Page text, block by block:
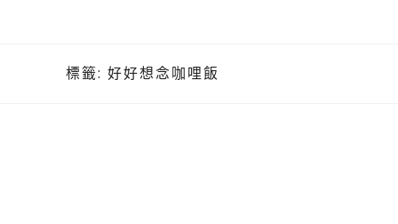
標籤: 好好想念咖哩飯